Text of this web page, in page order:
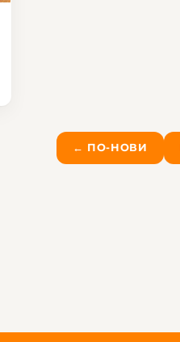
← ПО-НОВИ